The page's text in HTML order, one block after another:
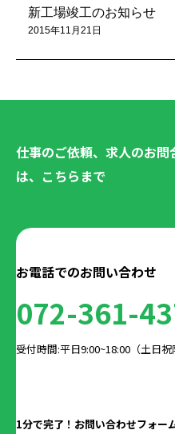
新工場竣工のお知らせ
2015年11月21日
仕事のご依頼、求人のお
は、こちらまで
お電話でのお問い合わせ
072-361-
受付時間:平日9:00~18:00（土日祝
1分で完了！お問い合わせフォー